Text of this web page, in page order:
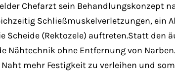
Chefarzt sein Behandlungskonzept
Schließmuskelverletzungen, ein
(Rektozele) auftreten.Statt den
Nähtechnik ohne Entfernung von
mehr Festigkeit zu verleihen und